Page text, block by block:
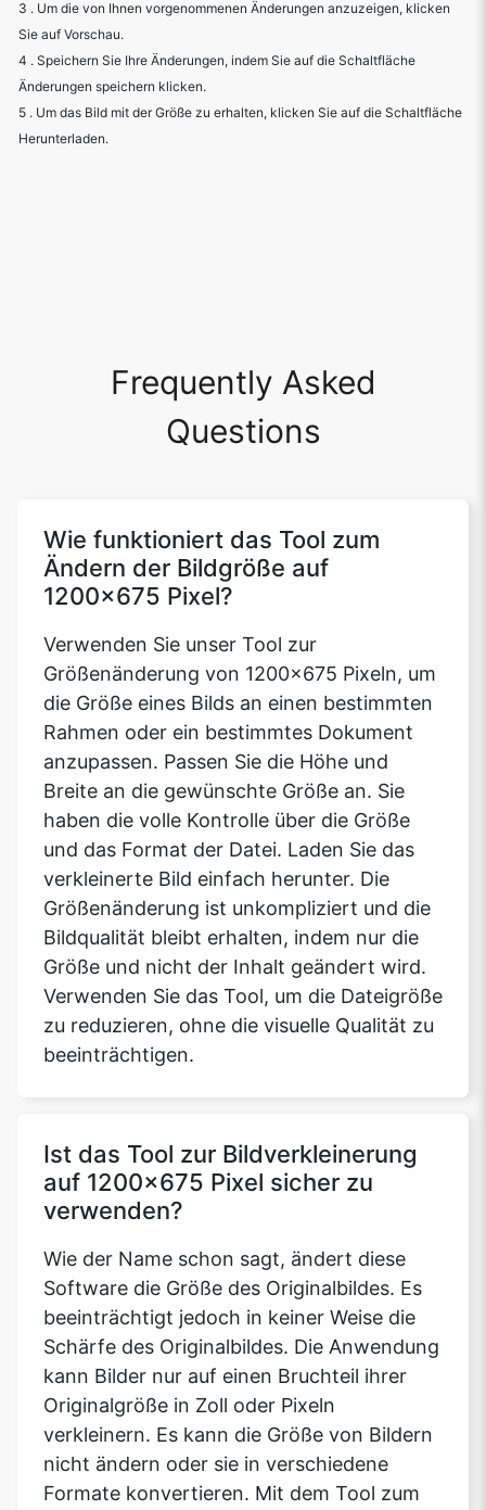
3 . Um die von Ihnen vorgenommenen Änderungen anzuzeigen, klicken
Sie auf Vorschau.
4 . Speichern Sie Ihre Änderungen, indem Sie auf die Schaltfläche
Änderungen speichern klicken.
5 . Um das Bild mit der Größe zu erhalten, klicken Sie auf die Schaltfläche
Herunterladen.
Frequently Asked
Questions
Wie funktioniert das Tool zum
Ändern der Bildgröße auf
1200x675 Pixel?
Verwenden Sie unser Tool zur
Größenänderung von 1200x675 Pixeln, um
die Größe eines Bilds an einen bestimmten
Rahmen oder ein bestimmtes Dokument
anzupassen. Passen Sie die Höhe und
Breite an die gewünschte Größe an. Sie
haben die volle Kontrolle über die Größe
und das Format der Datei. Laden Sie das
verkleinerte Bild einfach herunter. Die
Größenänderung ist unkompliziert und die
Bildqualität bleibt erhalten, indem nur die
Größe und nicht der Inhalt geändert wird.
Verwenden Sie das Tool, um die Dateigröße
zu reduzieren, ohne die visuelle Qualität zu
beeinträchtigen.
Ist das Tool zur Bildverkleinerung
auf 1200x675 Pixel sicher zu
verwenden?
Wie der Name schon sagt, ändert diese
Software die Größe des Originalbildes. Es
beeinträchtigt jedoch in keiner Weise die
Schärfe des Originalbildes. Die Anwendung
kann Bilder nur auf einen Bruchteil ihrer
Originalgröße in Zoll oder Pixeln
verkleinern. Es kann die Größe von Bildern
nicht ändern oder sie in verschiedene
Formate konvertieren. Mit dem Tool zum